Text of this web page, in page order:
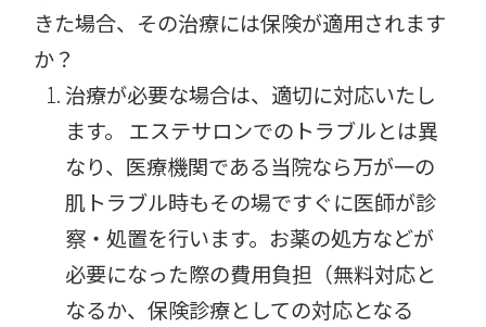
きた場合、その治療には保険が適用されます
か？
治療が必要な場合は、適切に対応いたし
ます。 エステサロンでのトラブルとは異
なり、医療機関である当院なら万が一の
肌トラブル時もその場ですぐに医師が診
察・処置を行います。お薬の処方などが
必要になった際の費用負担（無料対応と
なるか、保険診療としての対応となる